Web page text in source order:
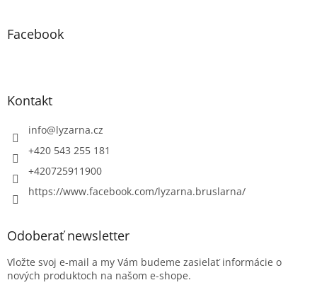
Facebook
Kontakt
info@lyzarna.cz
+420 543 255 181
+420725911900
https://www.facebook.com/lyzarna.bruslarna/
Odoberať newsletter
Vložte svoj e-mail a my Vám budeme zasielať informácie o
nových produktoch na našom e-shope.